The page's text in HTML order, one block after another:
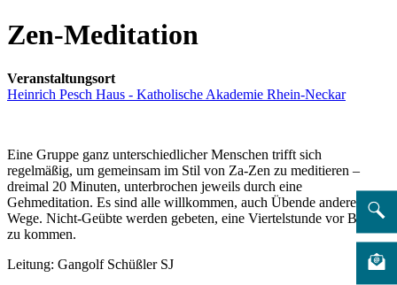
Zen-Meditation
Veranstaltungsort
Heinrich Pesch Haus - Katholische Akademie Rhein-Neckar
Eine Gruppe ganz unterschiedlicher Menschen trifft sich
regelmäßig, um gemeinsam im Stil von Za-Zen zu meditieren –
dreimal 20 Minuten, unterbrochen jeweils durch eine
Gehmeditation. Es sind alle willkommen, auch Übende anderer
Wege. Nicht-Geübte werden gebeten, eine Viertelstunde vor Beginn
zu kommen.
Leitung: Gangolf Schüßler SJ